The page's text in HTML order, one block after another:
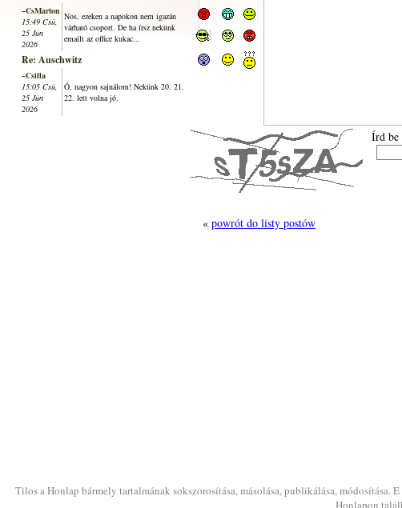
~CsMarton
15:49 Csü,
25 Jún
2026
Nos, ezeken a napokon nem igazán
várható csoport. De ha írsz nekünk
emailt az office kukac...
Re: Auschwitz
~Csilla
15:05 Csü,
25 Jún
2026
Ó, nagyon sajnálom! Nekünk 20. 21.
22. lett volna jó.
Írd be
« powrót do listy postów
Tilos a Honlap bármely tartalmának sokszorosítása, másolása, publikálása,
Honlapon